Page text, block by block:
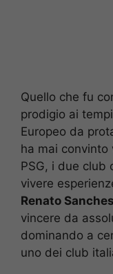
Quello che fu
prodigio ai
Europeo da
ha mai convinto
PSG, i due club
vivere
Renato Sanches
vincere da
dominando a
uno dei club